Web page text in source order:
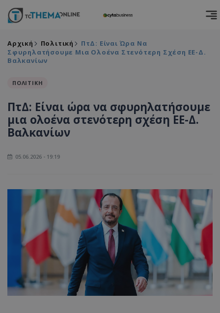
Αρχική Πολιτική
ΠτΔ: Είναι Ώρα Να
Σφυρηλατήσουμε Μια Ολοένα Στενότερη Σχέση ΕΕ-Δ.
Βαλκανίων
ΠΟΛΙΤΙΚΗ
ΠτΔ: Είναι ώρα να σφυρηλατήσουμε
μια ολοένα στενότερη σχέση ΕΕ-Δ.
Βαλκανίων
05.06.2026 - 19:19